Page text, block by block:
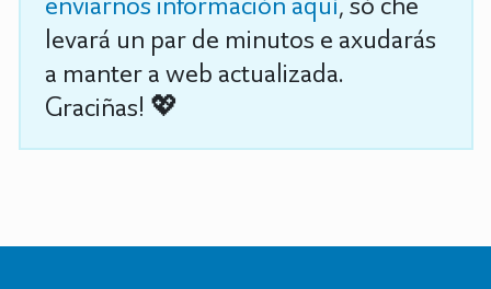
levará un par de minutos e axudarás
a manter a web actualizada.
Graciñas! 💖